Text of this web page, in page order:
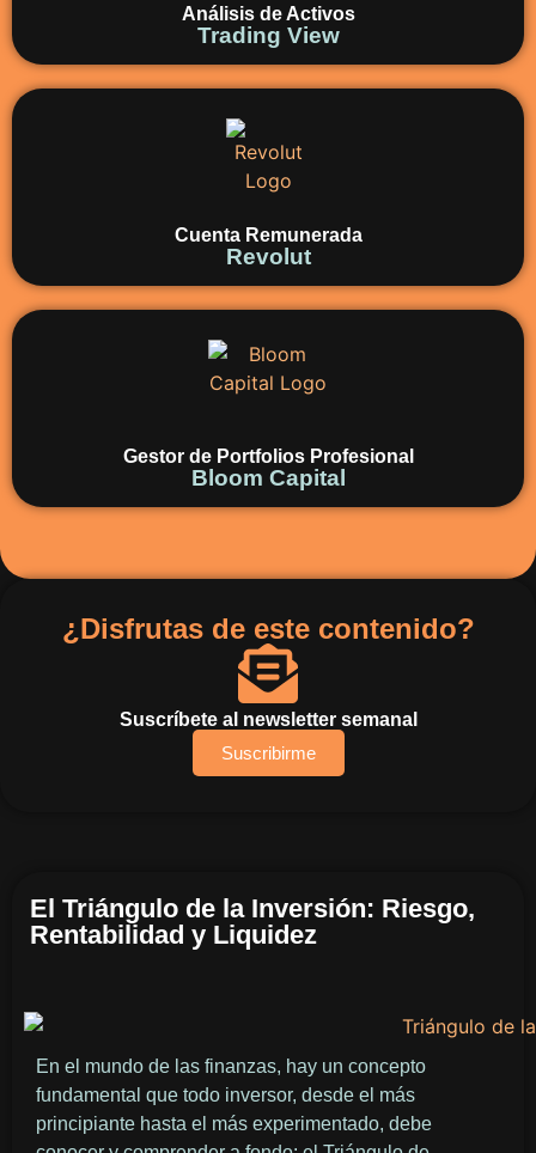
Análisis de Activos
Trading View
Cuenta Remunerada
Revolut
Gestor de Portfolios Profesional
Bloom Capital
¿Disfrutas de este contenido?
Suscríbete al newsletter semanal
Suscribirme
El Triángulo de la Inversión: Riesgo,
Rentabilidad y Liquidez
En el mundo de las finanzas, hay un concepto
fundamental que todo inversor, desde el más
principiante hasta el más experimentado, debe